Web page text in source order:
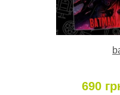
Отправка
690